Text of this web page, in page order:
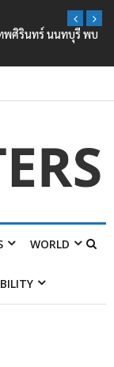
ทพศิรินทร์ นนทบุรี พบ
WORLD